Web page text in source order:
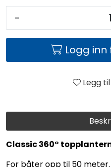
Classic 360°
For båter opp til 50 meter.
-
Logg
Legg